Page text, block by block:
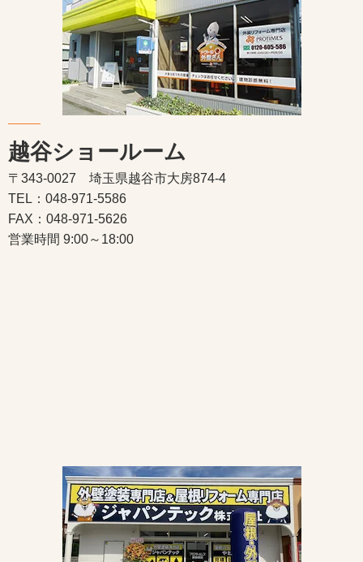
越谷ショールーム
〒343-0027 埼玉県越谷市大房874-4
TEL：048-971-5586
FAX：048-971-5626
営業時間 9:00～18:00